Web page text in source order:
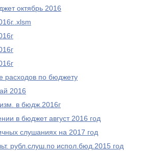
октябрь 2016
расходов по бюджету
2016
в бюдж.2016г
в бюджет август 2016 год
слушаниях на 2017 год
рубл.слуш.по испол.бюд.2015 год